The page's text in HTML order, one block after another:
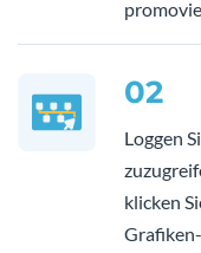
02
Loggen
klicken